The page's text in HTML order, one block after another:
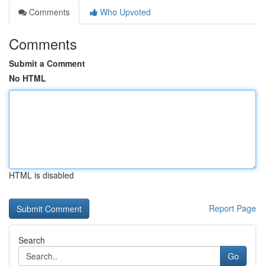
Comments
Who Upvoted
Comments
Submit a Comment
No HTML
HTML is disabled
Report Page
Search
Go